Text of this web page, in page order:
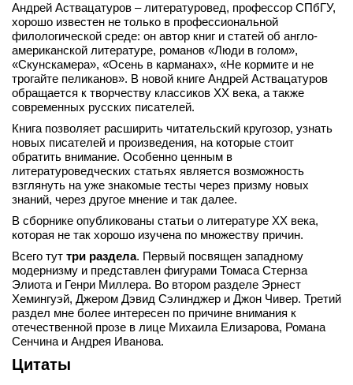
Новости
Интервью
вконтакте
телеграм
Стать автором
Вход
Андрей Аствацатуров – литературовед, профессор СПбГУ,
хорошо известен не только в профессиональной
филологической среде: он автор книг и статей об англо-
американской литературе, романов «Люди в голом»,
«Скунскамера», «Осень в карманах», «Не кормите и не
трогайте пеликанов». В новой книге Андрей Аствацатуров
обращается к творчеству классиков ХХ века, а также
современных русских писателей.
Книга позволяет расширить читательский кругозор, узнать
новых писателей и произведения, на которые стоит
обратить внимание. Особенно ценным в
литературоведческих статьях является возможность
взглянуть на уже знакомые тесты через призму новых
знаний, через другое мнение и так далее.
В сборнике опубликованы статьи о литературе ХХ века,
которая не так хорошо изучена по множеству причин.
Всего тут три раздела. Первый посвящен западному
модернизму и представлен фигурами Томаса Стернза
Элиота и Генри Миллера. Во втором разделе Эрнест
Хемингуэй, Джером Дэвид Сэлинджер и Джон Чивер. Третий
раздел мне более интересен по причине внимания к
отечественной прозе в лице Михаила Елизарова, Романа
Сенчина и Андрея Иванова.
Цитаты